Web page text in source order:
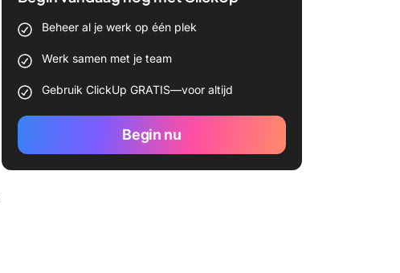
Beheer al je werk op één plek
Werk samen met je team
Gebruik ClickUp GRATIS—voor altijd
Begin nu